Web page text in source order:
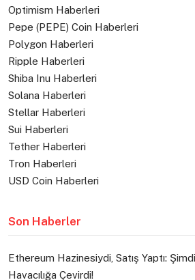
Optimism Haberleri
Pepe (PEPE) Coin Haberleri
Polygon Haberleri
Ripple Haberleri
Shiba Inu Haberleri
Solana Haberleri
Stellar Haberleri
Sui Haberleri
Tether Haberleri
Tron Haberleri
USD Coin Haberleri
Son Haberler
Ethereum Hazinesiydi, Satış Yaptı:
Havacılığa Çevirdi!